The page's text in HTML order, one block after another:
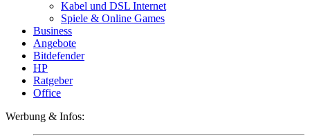
Kabel und DSL Internet
Spiele & Online Games
Business
Angebote
Bitdefender
HP
Ratgeber
Office
Werbung & Infos: